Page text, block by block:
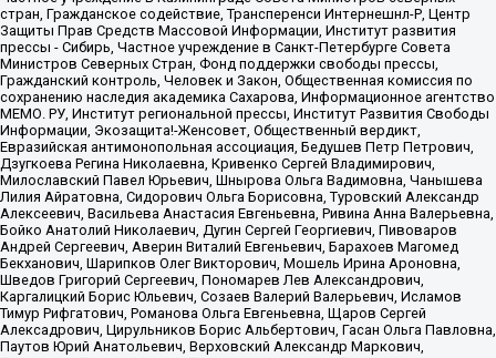
стран, Гражданское содействие, Трансперенси Интернешнл-Р, Центр
Защиты Прав Средств Массовой Информации, Институт развития
прессы - Сибирь, Частное учреждение в Санкт-Петербурге Совета
Министров Северных Стран, Фонд поддержки свободы прессы,
Гражданский контроль, Человек и Закон, Общественная комиссия по
сохранению наследия академика Сахарова, Информационное агентство
МЕМО. РУ, Институт региональной прессы, Институт Развития Свободы
Информации, Экозащита!-Женсовет, Общественный вердикт,
Евразийская антимонопольная ассоциация, Бедушев Петр Петрович,
Дзугкоева Регина Николаевна, Кривенко Сергей Владимирович,
Милославский Павел Юрьевич, Шнырова Ольга Вадимовна, Чанышева
Лилия Айратовна, Сидорович Ольга Борисовна, Туровский Александр
Алексеевич, Васильева Анастасия Евгеньевна, Ривина Анна Валерьевна,
Бойко Анатолий Николаевич, Дугин Сергей Георгиевич, Пивоваров
Андрей Сергеевич, Аверин Виталий Евгеньевич, Барахоев Магомед
Бекханович, Шарипков Олег Викторович, Мошель Ирина Ароновна,
Шведов Григорий Сергеевич, Пономарев Лев Александрович,
Каргалицкий Борис Юльевич, Созаев Валерий Валерьевич, Исламов
Тимур Рифгатович, Романова Ольга Евгеньевна, Щаров Сергей
Алексадрович, Цирульников Борис Альбертович, Гасан Ольга Павловна,
Паутов Юрий Анатольевич, Верховский Александр Маркович,